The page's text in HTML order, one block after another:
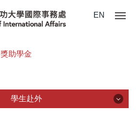
EN
獎助學金
學生赴外